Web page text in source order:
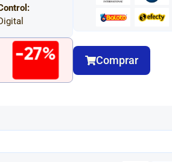
-27% Comprar